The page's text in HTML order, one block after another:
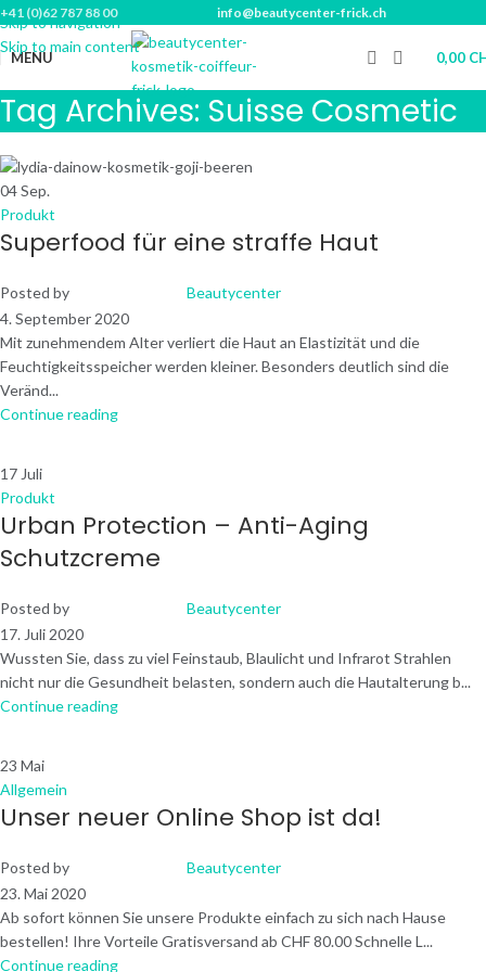
Skip to navigation
Skip to main content
+41 (0)62 787 88 00 info@beautycenter-frick.ch
MENU 0,00
Tag Archives: Suisse Cosmetic
04Sep.
Produkt
Superfood für eine straffe Haut
Posted by
Beautycenter
4. September 2020
Mit zunehmendem Alter verliert die Haut an Elastizität und die
Feuchtigkeitsspeicher werden kleiner. Besonders deutlich sind die
Veränd...
Continue reading
17 Juli
Produkt
Urban Protection – Anti-Aging
Schutzcreme
Posted by
Beautycenter
17. Juli 2020
Wussten Sie, dass zu viel Feinstaub, Blaulicht und Infrarot Strahlen
nicht nur die Gesundheit belasten, sondern auch die Hautalterung b...
Continue reading
23 Mai
Allgemein
Unser neuer Online Shop ist da!
Posted by
Beautycenter
23. Mai 2020
Ab sofort können Sie unsere Produkte einfach zu sich nach Hause
bestellen! Ihre Vorteile Gratisversand ab CHF 80.00 Schnelle L...
Continue reading